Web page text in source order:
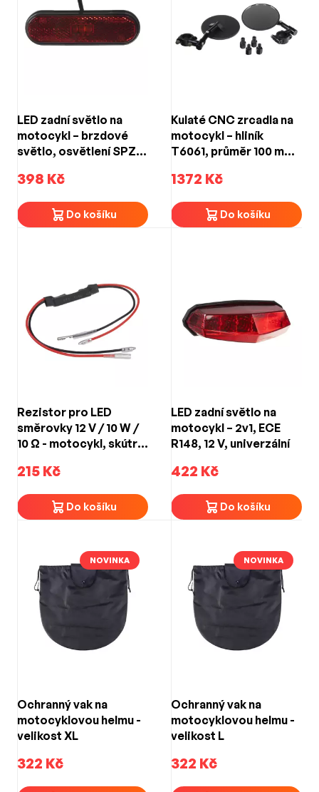
LED zadní světlo na
motocykl – brzdové
světlo, osvětlení SPZ,
398 Kč
Do košíku
Kulaté CNC zrcadla na
motocykl – hliník
T6061, průměr 100 mm,
360°, 1 pár
1372 Kč
Do košíku
Rezistor pro LED
směrovky 12 V / 10 W /
10 Ω - motocykl, skútr,
215 Kč
Do košíku
LED zadní světlo na
motocykl – 2v1, ECE
R148, 12 V, univerzální
422 Kč
Do košíku
NOVINKA
Ochranný vak na
motocyklovou helmu -
velikost XL
322 Kč
NOVINKA
Ochranný vak na
motocyklovou helmu -
velikost L
322 Kč